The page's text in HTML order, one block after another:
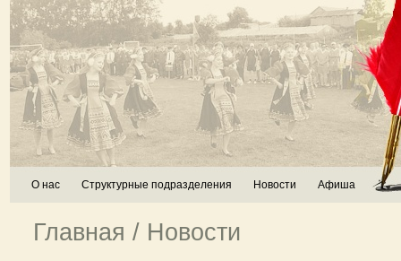
О нас Структурные подразделения Новости Афиша
Главная / Новости